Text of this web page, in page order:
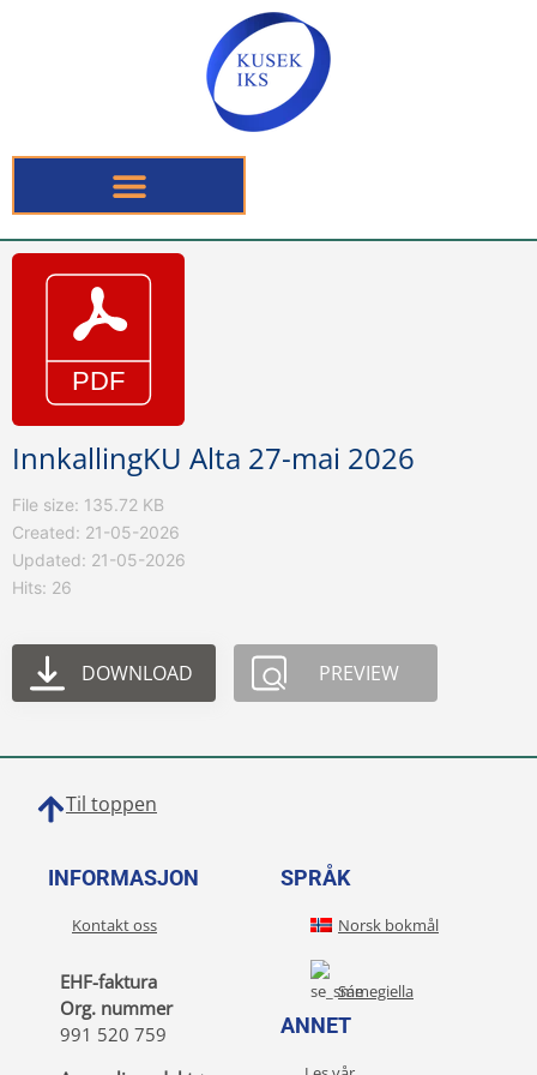
InnkallingKU Alta 27-mai 2026
File size: 135.72 KB
Created: 21-05-2026
Updated: 21-05-2026
Hits: 26
DOWNLOAD PREVIEW
Til toppen
INFORMASJON
Kontakt oss
EHF-faktura
Org. nummer
991 520 759
SPRÅK
Norsk bokmål
Sámegiella
ANNET